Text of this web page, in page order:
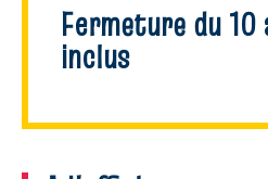
Fermeture du
inclus